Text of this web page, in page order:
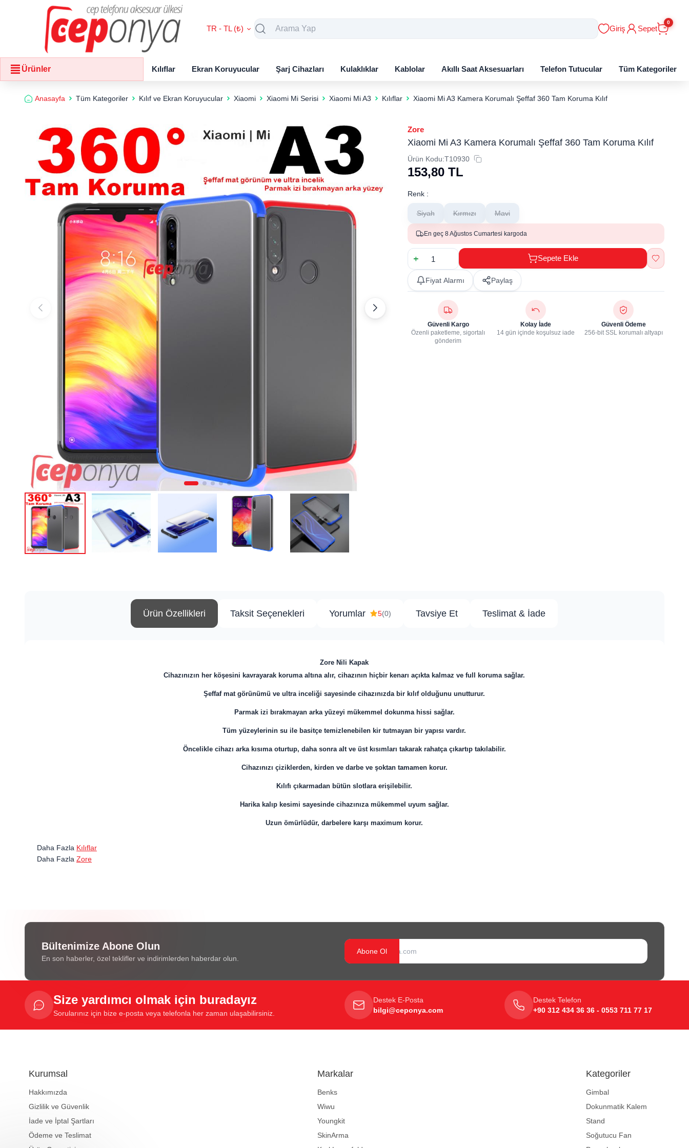
TR - TL (₺) Giriş Sepet
0
Ürünler Kılıflar Ekran Koruyucular Şarj Cihazları Kulaklıklar Kablolar Akıllı Saat Aksesuarları Telefon Tutucular Tüm Kategoriler
Anasayfa Tüm Kategoriler Kılıf ve Ekran Koruyucular Xiaomi Xiaomi Mi Serisi Xiaomi Mi A3 Kılıflar Xiaomi Mi A3 Kamera Korumalı Şeffaf 360 Tam Koruma Kılıf
Zore
Xiaomi Mi A3 Kamera Korumalı Şeffaf 360 Tam Koruma Kılıf
Ürün Kodu:T10930
153,80 TL
Renk :
Siyah Kırmızı Mavi
En geç 8 Ağustos Cumartesi kargoda
Sepete Ekle
Fiyat Alarmı Paylaş
Güvenli Kargo
Özenli paketleme, sigortalı
gönderim
Kolay İade
14 gün içinde koşulsuz iade
Güvenli Ödeme
256-bit SSL korumalı altyapı
Ürün Özellikleri Taksit Seçenekleri Yorumlar 5(0) Tavsiye Et Teslimat & İade
Zore Nili Kapak
Cihazınızın her köşesini kavrayarak koruma altına alır, cihazının hiçbir kenarı açıkta kalmaz ve full koruma sağlar.
Şeffaf mat görünümü ve ultra inceliği sayesinde cihazınızda bir kılıf olduğunu unutturur.
Parmak izi bırakmayan arka yüzeyi mükemmel dokunma hissi sağlar.
Tüm yüzeylerinin su ile basitçe temizlenebilen kir tutmayan bir yapısı vardır.
Öncelikle cihazı arka kısıma oturtup, daha sonra alt ve üst kısımları takarak rahatça çıkartıp takılabilir.
Cihazınızı çiziklerden, kirden ve darbe ve şoktan tamamen korur.
Kılıfı çıkarmadan bütün slotlara erişilebilir.
Harika kalıp kesimi sayesinde cihazınıza mükemmel uyum sağlar.
Uzun ömürlüdür, darbelere karşı maximum korur.
Daha Fazla Kılıflar
Daha Fazla Zore
Bültenimize Abone Olun
En son haberler, özel teklifler ve indirimlerden haberdar olun.
Abone Ol
Size yardımcı olmak için buradayız
Sorularınız için bize e-posta veya telefonla her zaman ulaşabilirsiniz.
Destek E-Posta
bilgi@ceponya.com
Destek Telefon
+90 312 434 36 36 - 0553 711 77 17
Kurumsal
Hakkımızda
Gizlilik ve Güvenlik
İade ve İptal Şartları
Ödeme ve Teslimat
Markalar
Benks
Wiwu
Youngkit
SkinArma
Kategoriler
Gimbal
Dokunmatik Kalem
Stand
Soğutucu Fan